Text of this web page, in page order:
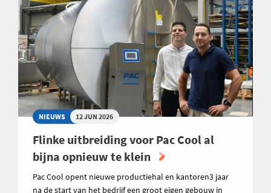
NIEUWS 12 JUN 2026
Flinke uitbreiding voor Pac Cool al
bijna opnieuw te klein
Pac Cool opent nieuwe productiehal en kantoren3 jaar
na de start van het bedrijf een groot eigen gebouw in